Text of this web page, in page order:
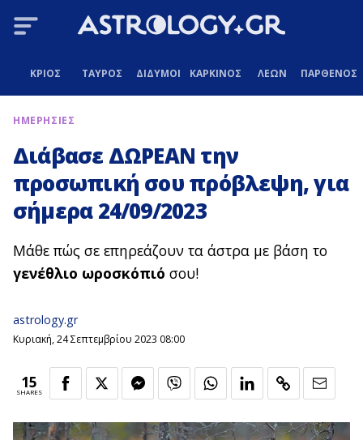
ΚΡΙΟΣ ΤΑΥΡΟΣ ΔΙΔΥΜΟΙ ΚΑΡΚΙΝΟΣ ΛΕΩΝ ΠΑΡΘΕΝΟΣ
ΗΜΕΡΗΣΙΕΣ
Διάβασε ΔΩΡΕΑΝ την
προσωπική σου πρόβλεψη, για
σήμερα 24/09/2023
Μάθε πώς σε επηρεάζουν τα άστρα με βάση το
γενέθλιο ωροσκόπιό σου!
astrology.gr
Κυριακή, 24 Σεπτεμβρίου 2023 08:00
15
SHARES